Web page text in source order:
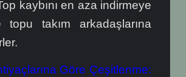
kaybını en aza indirmeye
topu takım arkadaşlarına
Göre Çeşitlenme: